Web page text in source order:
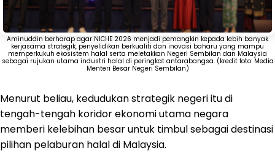
Aminuddin berharap agar NICHE 2026 menjadi pemangkin kepada lebih banyak
kerjasama strategik, penyelidikan berkualiti dan inovasi baharu yang mampu
memperkukuh ekosistem halal serta meletakkan Negeri Sembilan dan Malaysia
sebagai rujukan utama industri halal di peringkat antarabangsa. (kredit foto: Media
Menteri Besar Negeri Sembilan)
Menurut beliau, kedudukan strategik negeri itu di
tengah-tengah koridor ekonomi utama negara
memberi kelebihan besar untuk timbul sebagai destinasi
pilihan pelaburan halal di Malaysia.